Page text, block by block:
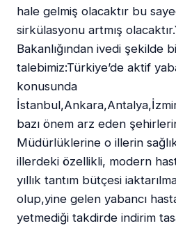
hale gelmiş olacaktır bu
sirkülasyonu artmış
Bakanlığından ivedi şekilde
talebimiz:Türkiye’de aktif
konusunda
bazı önem arz eden
Müdürlüklerine o illerin
illerdeki özellikli, modern
yıllık tantım bütçesi
olup,yine gelen yabancı
yetmediği takdirde indirim